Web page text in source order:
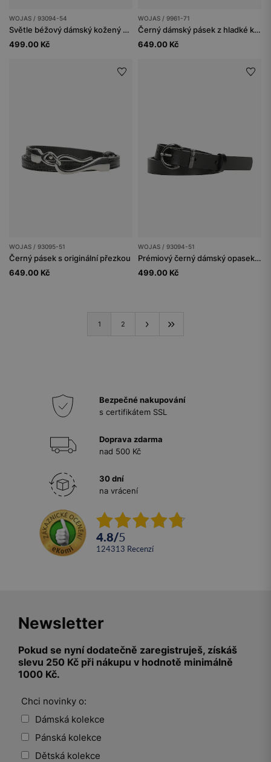
WOJAS / 93094-54
Světle béžový dámský kožený pásek se stříbrnou sponou
499.00 Kč
WOJAS / 9961-71
Černý dámský pásek z hladké kůže s tmavou sponou
649.00 Kč
WOJAS / 93095-51
Černý pásek s originální přezkou
649.00 Kč
WOJAS / 93094-51
Prémiový černý dámský opasek z kvalitní hladké kůže
499.00 Kč
1 2
Bezpečné nakupování
s certifikátem SSL
Doprava zdarma
nad 500 Kč
30 dní
na vrácení
4.8/5
124313 recenzí
Newsletter
Pokud se nyní dodatečně zaregistruješ, získáš
slevu 250 Kč při nákupu v hodnotě minimálně
1000 Kč.
Chci novinky o:
Dámská kolekce
Pánská kolekce
Dětská kolekce